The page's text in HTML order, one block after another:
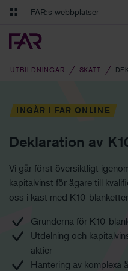
Gå till innehåll
Gå till navigation
Ekonomiska regler på ett och
Debatt och fördjupning i
FAR:s webbplatser
UTBILDNINGAR SKATT
INGÅR I FAR ONLINE
Deklaration av
Vi går först översiktligt
kapitalvinst för ägare till
oss i kast med K10-
Grunderna för K10-
Utdelning och
aktier
Hantering av komplexa